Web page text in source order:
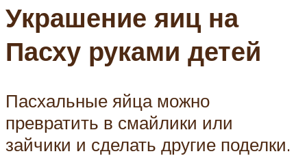
Украшение яиц на
Пасху руками детей
Пасхальные яйца можно
превратить в смайлики или
зайчики и сделать другие поделки.